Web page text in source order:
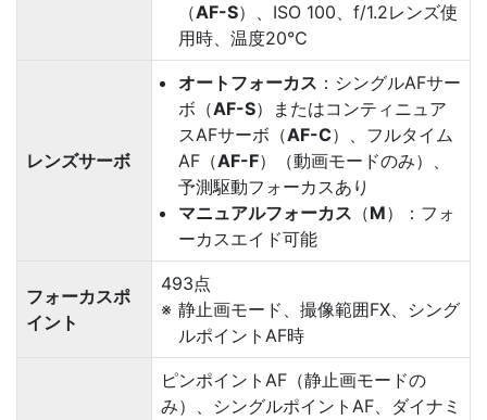
（AF-S）、ISO 100、f/1.2レンズ使
用時、温度20℃
レンズサーボ
オートフォーカス ：シングルAFサー
ボ（AF-S）またはコンティニュア
スAFサーボ（AF-C）、フルタイム
AF（AF-F）（動画モードのみ）、
予測駆動フォーカスあり
マニュアルフォーカス （M）：フォ
ーカスエイド可能
フォーカスポ
イント
493点
静止画モード、撮像範囲FX、シング
ルポイントAF時
ピンポイントAF（静止画モードの
み）、シングルポイントAF、ダイナミ